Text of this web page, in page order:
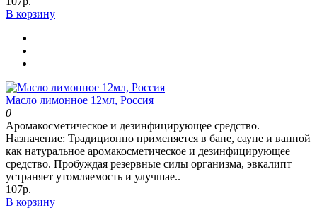
В корзину
Масло лимонное 12мл, Россия
0
Аромакосметическое и дезинфицирующее средство.
Назначение: Традиционно применяется в бане, сауне и ванной
как натуральное аромакосметическое и дезинфицирующее
средство. Пробуждая резервные силы организма, эвкалипт
устраняет утомляемость и улучшае..
107р.
В корзину